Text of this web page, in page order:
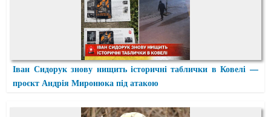
Іван Сидорук знову нищить історичні таблички в Ковелі —
проєкт Андрія Миронюка під атакою